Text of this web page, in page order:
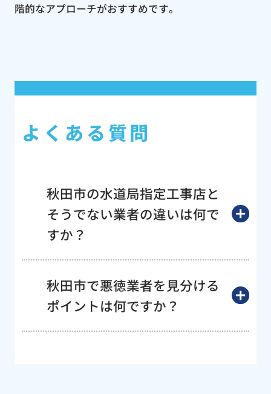
階的なアプローチがおすすめです。
よくある質問
秋田市の水道局指定工事店と
そうでない業者の違いは何で
すか？
秋田市で悪徳業者を見分ける
ポイントは何ですか？